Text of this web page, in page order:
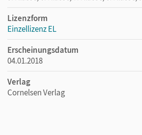
Lizenzform
Einzellizenz EL
Erscheinungsdatum
04.01.2018
Verlag
Cornelsen Verlag